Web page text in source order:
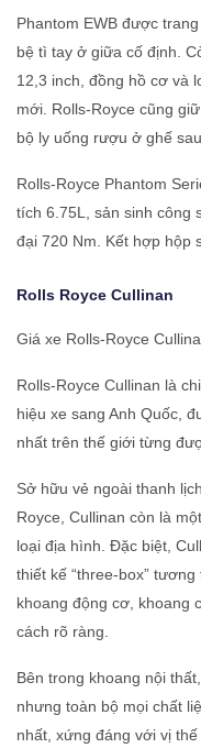
Phantom EWB được
bệ tì tay ở giữa cố định.
12,3 inch, đồng hồ cơ và
mới. Rolls-Royce cũng
bộ ly uống rượu ở ghế sau.
Rolls-Royce Phantom
tích 6.75L, sản sinh công
đại 720 Nm. Kết hợp hộp
Rolls Royce Cullinan
Giá xe Rolls-Royce
Rolls-Royce Cullinan là
hiệu xe sang Anh Quốc,
nhất trên thế giới từng
Sở hữu vẻ ngoài thanh
Royce, Cullinan còn là
loại địa hình. Đặc biệt,
thiết kế “three-box”
khoang động cơ, khoang
cách rõ ràng.
Bên trong khoang nội
nhưng toàn bộ mọi chất
nhất, xứng đáng với vị